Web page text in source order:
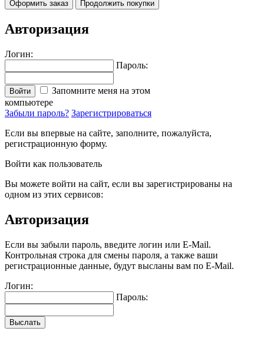
Оформить заказ Продолжить покупки
Авторизация
Логин:
Пароль:
Войти
Запомните меня на этом
компьютере
Забыли пароль? Зарегистрироваться
Если вы впервые на сайте, заполните, пожалуйста,
регистрационную форму.
Войти как пользователь
Вы можете войти на сайт, если вы зарегистрированы на
одном из этих сервисов:
Авторизация
Если вы забыли пароль, введите логин или E-Mail.
Контрольная строка для смены пароля, а также ваши
регистрационные данные, будут высланы вам по E-Mail.
Логин:
Пароль:
Выслать